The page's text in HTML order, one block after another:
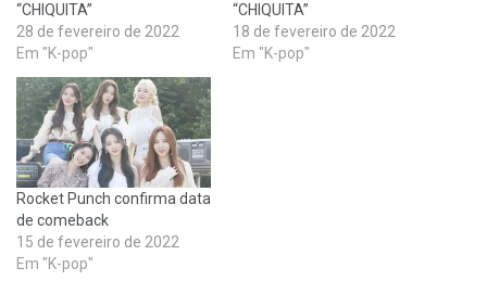
“CHIQUITA”
28 de fevereiro de 2022
Em "K-pop"
“CHIQUITA”
18 de fevereiro de 2022
Em "K-pop"
Rocket Punch confirma data
de comeback
15 de fevereiro de 2022
Em "K-pop"